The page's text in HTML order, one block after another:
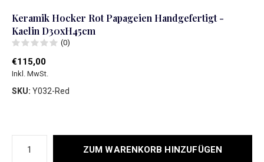
Keramik Hocker Rot Papageien Handgefertigt -
Kaelin D30xH45cm
(0)
€115,00
Inkl. MwSt.
SKU: Y032-Red
ZUM WARENKORB HINZUFÜGEN